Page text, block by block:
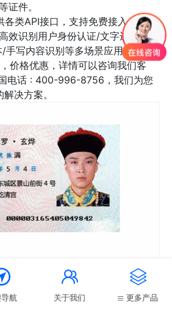
证件。
类API接口，支持免费接入，SDK
效识别用户身份认证/文字违规识
手写内容识别等多场景应用，公司
价格优惠，详情可以咨询我们客
电话 : 400-996-8756，我们为您
决方案。
样
高精度版、含位置信息版、高精度
航

关于我们

更多产品